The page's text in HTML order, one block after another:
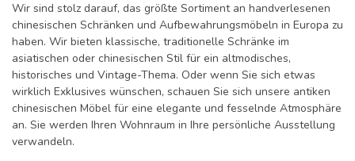
Wir sind stolz darauf, das größte Sortiment an handverlesenen
chinesischen Schränken und Aufbewahrungsmöbeln in Europa zu
haben. Wir bieten klassische, traditionelle Schränke im
asiatischen oder chinesischen Stil für ein altmodisches,
historisches und Vintage-Thema. Oder wenn Sie sich etwas
wirklich Exklusives wünschen, schauen Sie sich unsere antiken
chinesischen Möbel für eine elegante und fesselnde Atmosphäre
an. Sie werden Ihren Wohnraum in Ihre persönliche Ausstellung
verwandeln.